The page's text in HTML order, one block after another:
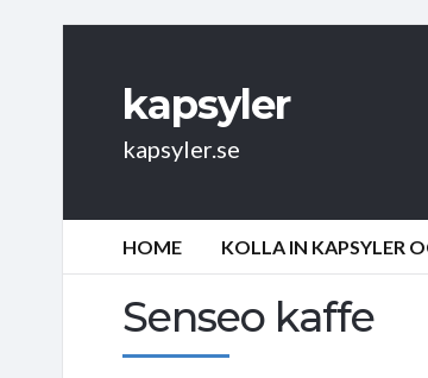
kapsyler
kapsyler.se
HOME KOLLA IN KAPSYLER
Senseo kaffe